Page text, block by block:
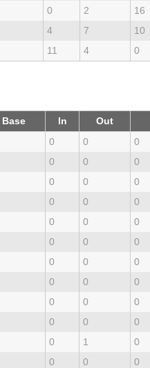
0 2
16
4 7
10
11 4 0
Base In
Out
0 0
0
0 0
0
0 0
0
0 0
0
0 0
0
0 0
0
0 0
0
0 0
0
0 0
0
0 0
0
0 1
0
0 0
0